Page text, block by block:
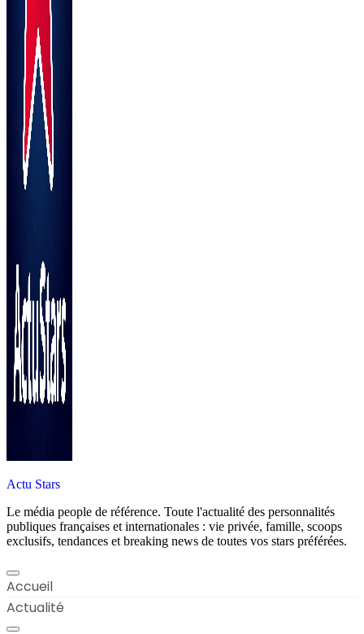
Actu Stars
Le média people de référence. Toute l'actualité des personnalités
publiques françaises et internationales : vie privée, famille, scoops
exclusifs, tendances et breaking news de toutes vos stars préférées.
Accueil
Actualité